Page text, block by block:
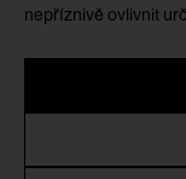
nepříznivě ovlivnit